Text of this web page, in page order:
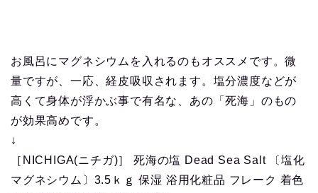
お風呂にマグネシウムを入れるのもオススメです。微
量ですが、一応、経皮吸収されます。塩分濃度などが
高くて身体が浮かぶ事で有名な、あの「死海」のもの
が効果高めです。
↓
［NICHIGA(ニチガ)］ 死海の塩 Dead Sea Salt 〔塩化
マグネシウム〕3.5ｋｇ 保湿 浴用化粧品 フレーク 着色